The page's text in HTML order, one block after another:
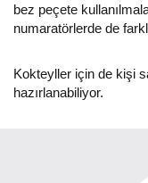
bez peçete
numaratörlerde de
Kokteyller için de kişi
hazırlanabiliyor.